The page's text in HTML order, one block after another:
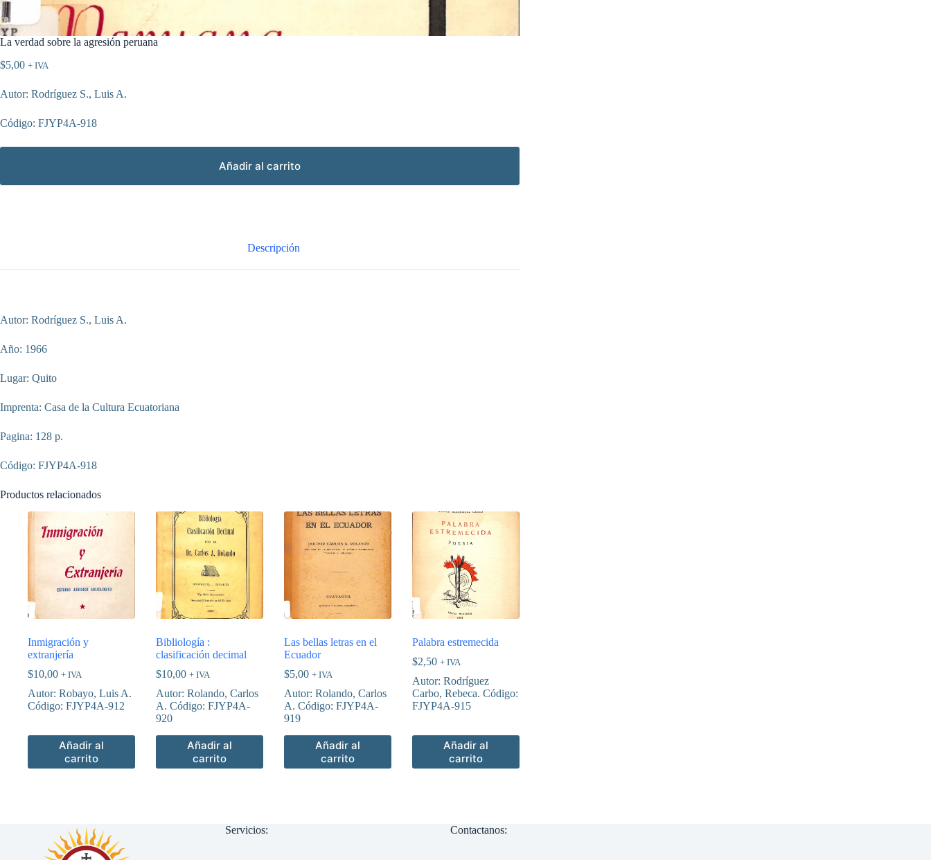
La verdad sobre la agresión peruana
$5,00 + IVA
Autor: Rodríguez S., Luis A.
Código: FJYP4A-918
Añadir al carrito
Descripción
Autor: Rodríguez S., Luis A.
Año: 1966
Lugar: Quito
Imprenta: Casa de la Cultura Ecuatoriana
Pagina: 128 p.
Código: FJYP4A-918
Productos relacionados
Inmigración y
extranjería
$10,00 + IVA
Autor: Robayo, Luis A.
Código: FJYP4A-912
Añadir al
carrito
Bibliología :
clasificación decimal
$10,00 + IVA
Autor: Rolando, Carlos
A. Código: FJYP4A-
920
Añadir al
carrito
Las bellas letras en el
Ecuador
$5,00 + IVA
Autor: Rolando, Carlos
A. Código: FJYP4A-
919
Añadir al
carrito
Palabra estremecida
$2,50 + IVA
Autor: Rodríguez
Carbo, Rebeca. Código:
FJYP4A-915
Añadir al
carrito
Servicios: Contactanos: